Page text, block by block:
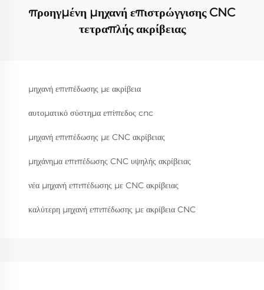
προηγμένη μηχανή επιστρώγγισης CNC
τετραπλής ακρίβειας
μηχανή επιπέδωσης με ακρίβεια
αυτοματικό σύστημα επίπεδος cnc
μηχανή επιπέδωσης με CNC ακρίβειας
μηχάνημα επιπέδωσης CNC υψηλής ακρίβειας
νέα μηχανή επιπέδωσης με CNC ακρίβειας
καλύτερη μηχανή επιπέδωσης με ακρίβεια CNC